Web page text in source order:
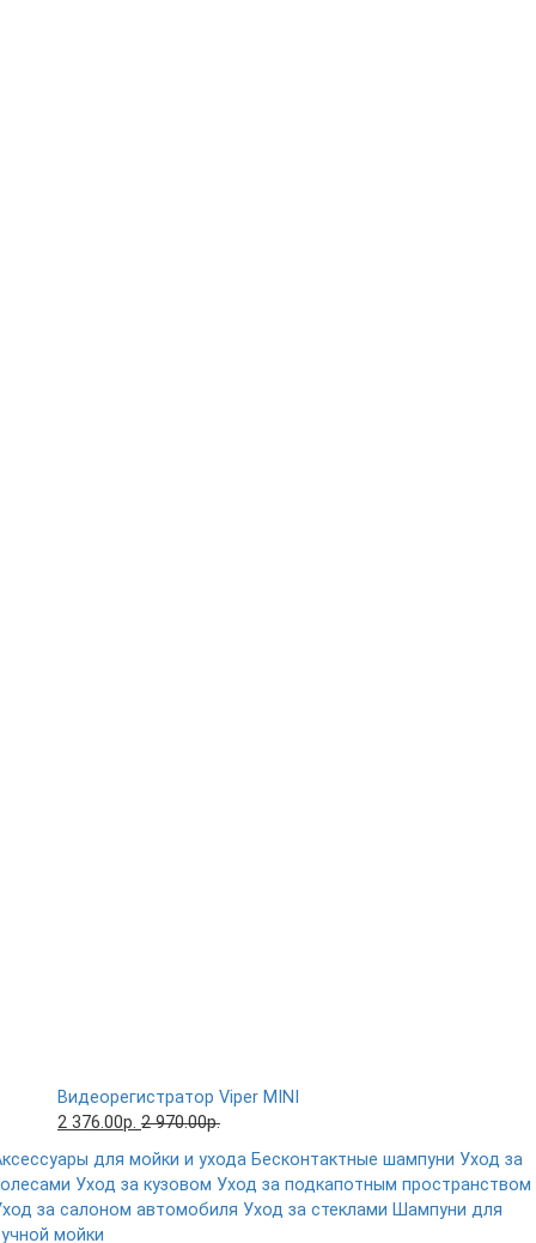
Видеорегистратор Viper MINI
2 376.00р. 2 970.00р.
для мойки и ухода Бесконтактные шампуни Уход за
Уход за кузовом Уход за подкапотным пространством
за салоном автомобиля Уход за стеклами Шампуни для
мойки